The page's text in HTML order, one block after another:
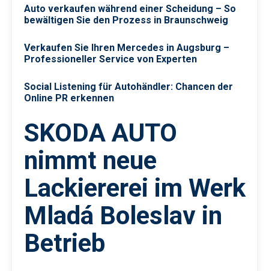
Auto verkaufen während einer Scheidung – So
bewältigen Sie den Prozess in Braunschweig
Verkaufen Sie Ihren Mercedes in Augsburg –
Professioneller Service von Experten
Social Listening für Autohändler: Chancen der
Online PR erkennen
SKODA AUTO
nimmt neue
Lackiererei im Werk
Mladá Boleslav in
Betrieb